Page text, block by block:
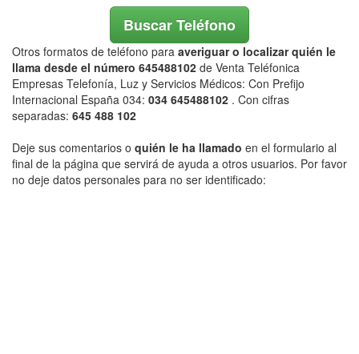
Buscar Teléfono
Otros formatos de teléfono para averiguar o localizar quién le
llama desde el número 645488102 de Venta Teléfonica
Empresas Telefonía, Luz y Servicios Médicos: Con Prefijo
Internacional España 034: 034 645488102 . Con cifras
separadas: 645 488 102
Deje sus comentarios o quién le ha llamado en el formulario al
final de la página que servirá de ayuda a otros usuarios. Por favor
no deje datos personales para no ser identificado: